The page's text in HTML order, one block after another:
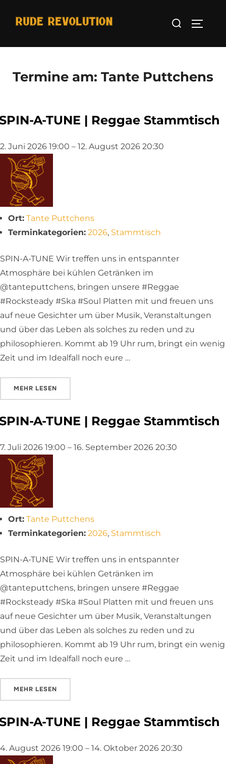
Inhalt
Suchen
Termine am: Tante Puttchens
A-TUNE | Reggae Stammtisch
2. Juni 2026 19:00 – 12. August 2026 20:30
Ort: Tante Puttchens
Terminkategorien: 2026, Stammtisch
SPIN-A-TUNE Wir treffen uns in entspannter
Atmosphäre bei kühlen Getränken im
@tanteputtchens, bringen unsere #Reggae
#Rocksteady #Ska #Soul Platten mit und freuen uns
auf neue Gesichter um über Musik, Veranstaltungen
und über das Leben als solches zu reden und zu
philosophieren. Kommt ab 19 Uhr rum, bringt ein wenig
Zeit und im Idealfall noch eure …
MEHR ÜBER „SPIN-A-TUNE | REGGAE STAMMTISCH“
LESEN
A-TUNE | Reggae Stammtisch
7. Juli 2026 19:00 – 16. September 2026 20:30
Ort: Tante Puttchens
Terminkategorien: 2026, Stammtisch
SPIN-A-TUNE Wir treffen uns in entspannter
Atmosphäre bei kühlen Getränken im
@tanteputtchens, bringen unsere #Reggae
#Rocksteady #Ska #Soul Platten mit und freuen uns
auf neue Gesichter um über Musik, Veranstaltungen
und über das Leben als solches zu reden und zu
philosophieren. Kommt ab 19 Uhr rum, bringt ein wenig
Zeit und im Idealfall noch eure …
MEHR ÜBER „SPIN-A-TUNE | REGGAE STAMMTISCH“
LESEN
A-TUNE | Reggae Stammtisch
4. August 2026 19:00 – 14. Oktober 2026 20:30